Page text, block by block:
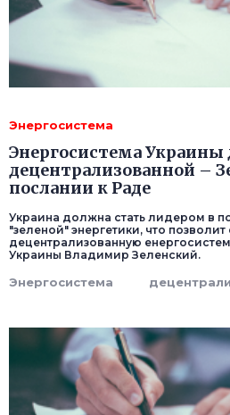
Энергосистема
Энергосистема Украины
децентрализованной –
послании к Раде
Украина должна стать лидером в
"зеленой" энергетики, что позволит
децентрализованную
Украины Владимир Зеленский.
Энергосистема